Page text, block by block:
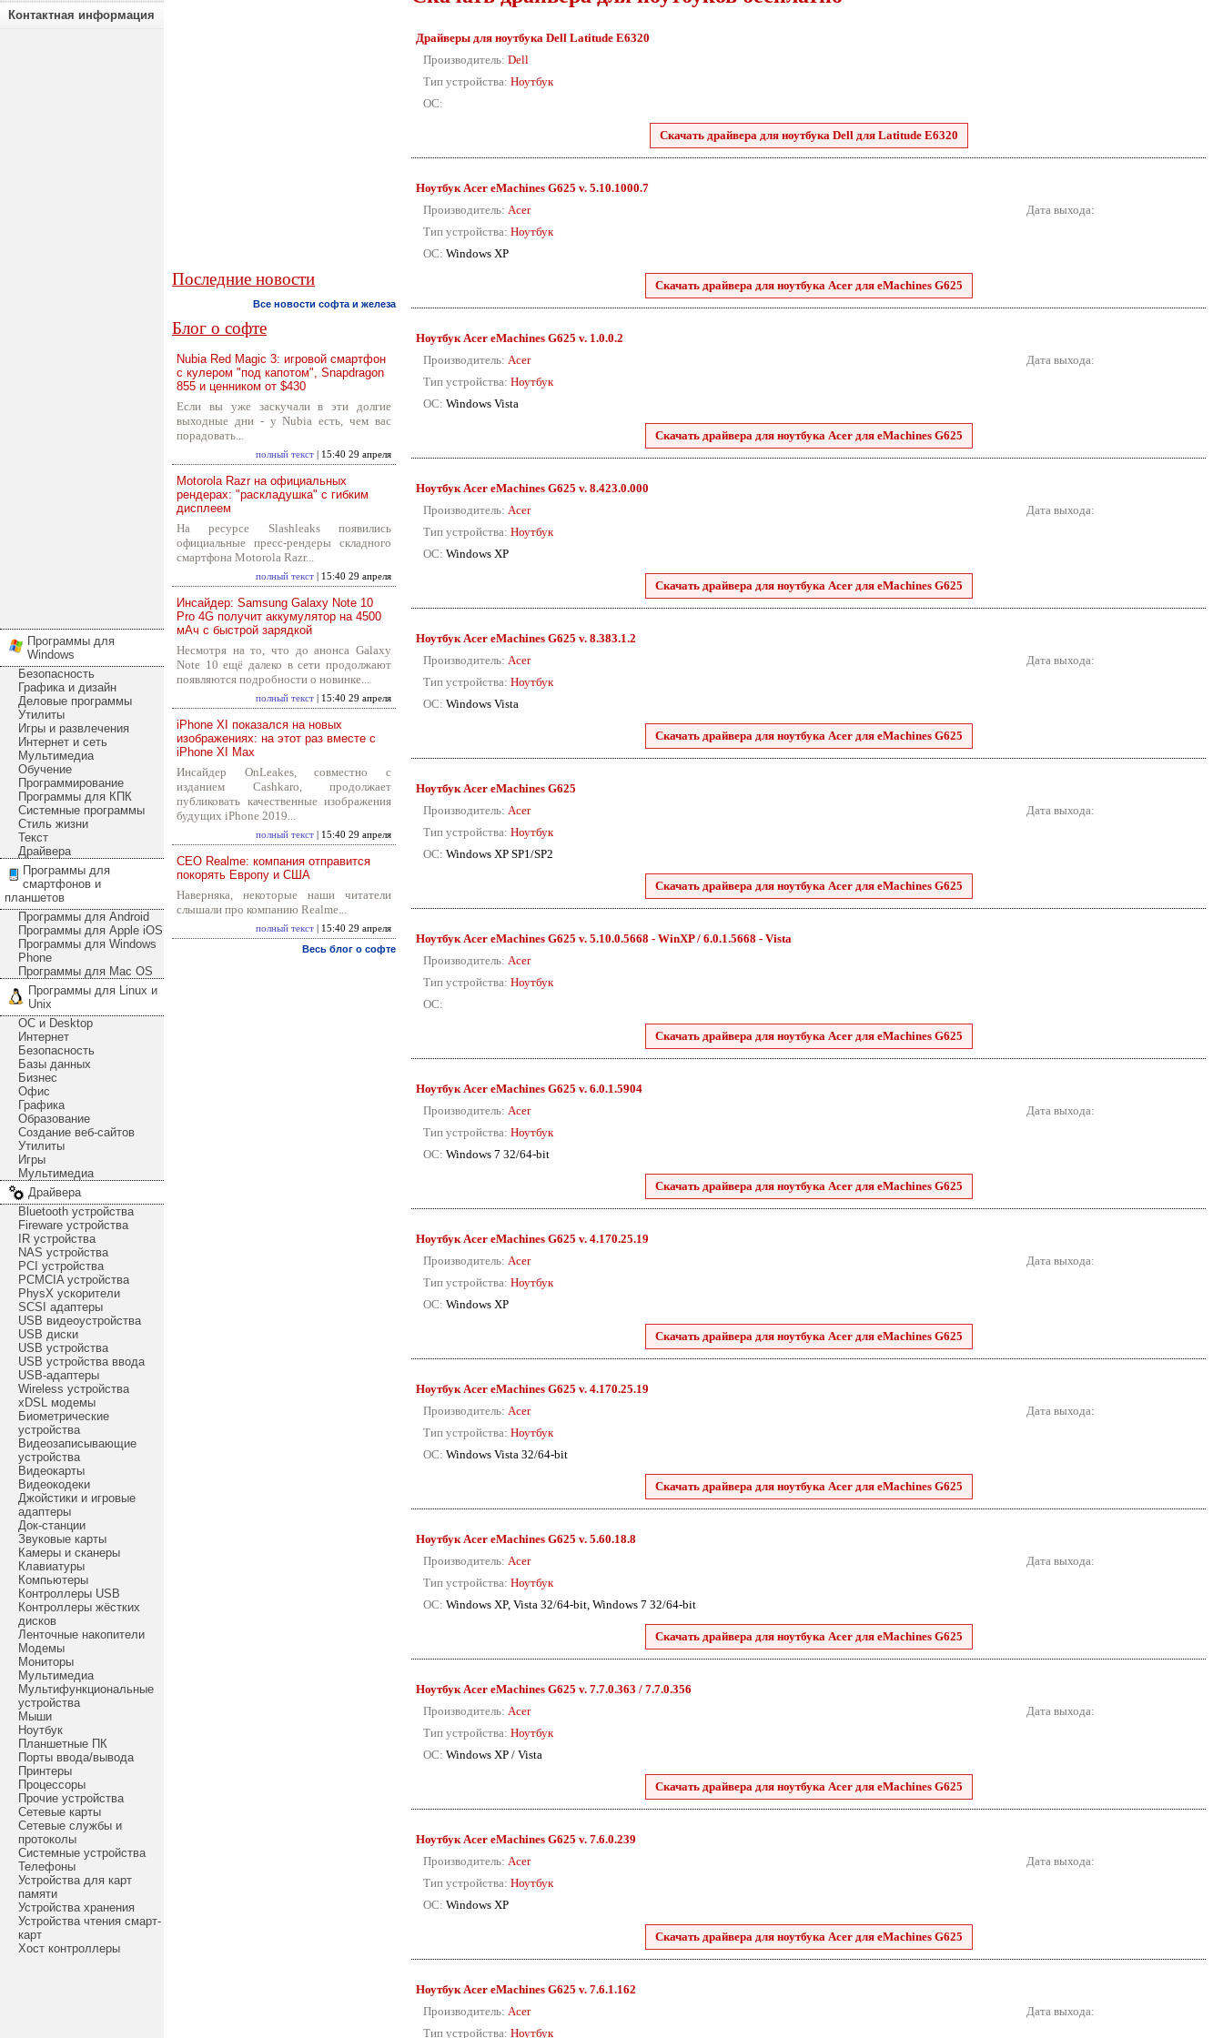
Контактная информация
Программы для
Windows
Безопасность
Графика и дизайн
Деловые программы
Утилиты
Игры и развлечения
Интернет и сеть
Мультимедиа
Обучение
Программирование
Программы для КПК
Системные программы
Стиль жизни
Текст
Драйвера
Программы для
смартфонов и
планшетов
Программы для Android
Программы для Apple iOS
Программы для Windows
Phone
Программы для Mac OS
Программы для Linux и
Unix
ОС и Desktop
Интернет
Безопасность
Базы данных
Бизнес
Офис
Графика
Образование
Создание веб-сайтов
Утилиты
Игры
Мультимедиа
Драйвера
Bluetooth устройства
Fireware устройства
IR устройства
NAS устройства
PCI устройства
PCMCIA устройства
PhysX ускорители
SCSI адаптеры
USB видеоустройства
USB диски
USB устройства
USB устройства ввода
USB-адаптеры
Wireless устройства
xDSL модемы
Биометрические
устройства
Видеозаписывающие
устройства
Видеокарты
Видеокодеки
Джойстики и игровые
адаптеры
Док-станции
Звуковые карты
Камеры и сканеры
Клавиатуры
Компьютеры
Контроллеры USB
Контроллеры жёстких
дисков
Ленточные накопители
Модемы
Мониторы
Мультимедиа
Мультифункциональные
устройства
Мыши
Ноутбук
Планшетные ПК
Порты ввода/вывода
Принтеры
Процессоры
Прочие устройства
Сетевые карты
Сетевые службы и
протоколы
Системные устройства
Телефоны
Устройства для карт
памяти
Устройства хранения
Устройства чтения смарт-
карт
Хост контроллеры
Последние новости
Все новости софта и железа
Блог о софте
Nubia Red Magic 3: игровой смартфон
с кулером "под капотом", Snapdragon
855 и ценником от $430
Если вы уже заскучали в эти долгие
выходные дни - у Nubia есть, чем вас
порадовать...
полный текст | 15:40 29 апреля
Motorola Razr на официальных
рендерах: "раскладушка" с гибким
дисплеем
На ресурсе Slashleaks появились
официальные пресс-рендеры складного
смартфона Motorola Razr...
полный текст | 15:40 29 апреля
Инсайдер: Samsung Galaxy Note 10
Pro 4G получит аккумулятор на 4500
мАч с быстрой зарядкой
Несмотря на то, что до анонса Galaxy
Note 10 ещё далеко в сети продолжают
появляются подробности о новинке...
полный текст | 15:40 29 апреля
iPhone XI показался на новых
изображениях: на этот раз вместе с
iPhone XI Max
Инсайдер OnLeakes, совместно с
изданием Cashkaro, продолжает
публиковать качественные изображения
будущих iPhone 2019...
полный текст | 15:40 29 апреля
CEO Realme: компания отправится
покорять Европу и США
Наверняка, некоторые наши читатели
слышали про компанию Realme...
полный текст | 15:40 29 апреля
Весь блог о софте
Драйверы для ноутбука Dell Latitude E6320
Производитель: Dell
Тип устройства: Ноутбук
ОС:
Скачать драйвера для ноутбука Dell для Latitude E6320
Ноутбук Acer eMachines G625 v. 5.10.1000.7
Производитель: Acer
Тип устройства: Ноутбук
ОС: Windows XP
Дата выхода:
Скачать драйвера для ноутбука Acer для eMachines G625
Ноутбук Acer eMachines G625 v. 1.0.0.2
Производитель: Acer
Тип устройства: Ноутбук
ОС: Windows Vista
Дата выхода:
Скачать драйвера для ноутбука Acer для eMachines G625
Ноутбук Acer eMachines G625 v. 8.423.0.000
Производитель: Acer
Тип устройства: Ноутбук
ОС: Windows XP
Дата выхода:
Скачать драйвера для ноутбука Acer для eMachines G625
Ноутбук Acer eMachines G625 v. 8.383.1.2
Производитель: Acer
Тип устройства: Ноутбук
ОС: Windows Vista
Дата выхода:
Скачать драйвера для ноутбука Acer для eMachines G625
Ноутбук Acer eMachines G625
Производитель: Acer
Тип устройства: Ноутбук
ОС: Windows XP SP1/SP2
Дата выхода:
Скачать драйвера для ноутбука Acer для eMachines G625
Ноутбук Acer eMachines G625 v. 5.10.0.5668 - WinXP / 6.0.1.5668 - Vista
Производитель: Acer
Тип устройства: Ноутбук
ОС:
Скачать драйвера для ноутбука Acer для eMachines G625
Ноутбук Acer eMachines G625 v. 6.0.1.5904
Производитель: Acer
Тип устройства: Ноутбук
ОС: Windows 7 32/64-bit
Дата выхода:
Скачать драйвера для ноутбука Acer для eMachines G625
Ноутбук Acer eMachines G625 v. 4.170.25.19
Производитель: Acer
Тип устройства: Ноутбук
ОС: Windows XP
Дата выхода:
Скачать драйвера для ноутбука Acer для eMachines G625
Ноутбук Acer eMachines G625 v. 4.170.25.19
Производитель: Acer
Тип устройства: Ноутбук
ОС: Windows Vista 32/64-bit
Дата выхода:
Скачать драйвера для ноутбука Acer для eMachines G625
Ноутбук Acer eMachines G625 v. 5.60.18.8
Производитель: Acer
Тип устройства: Ноутбук
ОС: Windows XP, Vista 32/64-bit, Windows 7 32/64-bit
Дата выхода:
Скачать драйвера для ноутбука Acer для eMachines G625
Ноутбук Acer eMachines G625 v. 7.7.0.363 / 7.7.0.356
Производитель: Acer
Тип устройства: Ноутбук
ОС: Windows XP / Vista
Дата выхода:
Скачать драйвера для ноутбука Acer для eMachines G625
Ноутбук Acer eMachines G625 v. 7.6.0.239
Производитель: Acer
Тип устройства: Ноутбук
ОС: Windows XP
Дата выхода:
Скачать драйвера для ноутбука Acer для eMachines G625
Ноутбук Acer eMachines G625 v. 7.6.1.162
Производитель: Acer
Тип устройства: Ноутбук
Дата выхода: